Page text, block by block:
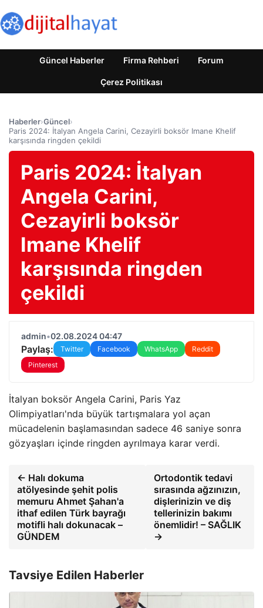
Güncel Haberler Firma Rehberi Forum
Çerez Politikası
Haberler›Güncel›
Paris 2024: İtalyan Angela Carini, Cezayirli boksör Imane Khelif
karşısında ringden çekildi
Paris 2024: İtalyan
Angela Carini,
Cezayirli boksör
Imane Khelif
karşısında ringden
çekildi
admin•02.08.2024 04:47
Paylaş: Twitter Facebook WhatsApp
Reddit
Pinterest
İtalyan boksör Angela Carini, Paris Yaz
Olimpiyatları'nda büyük tartışmalara yol açan
mücadelenin başlamasından sadece 46 saniye sonra
gözyaşları içinde ringden ayrılmaya karar verdi.
← Halı dokuma
atölyesinde şehit polis
memuru Ahmet Şahan'a
ithaf edilen Türk bayrağı
motifli halı dokunacak –
GÜNDEM
Ortodontik tedavi
sırasında ağzınızın,
dişlerinizin ve diş
tellerinizin bakımı
önemlidir! – SAĞLIK
→
Tavsiye Edilen Haberler